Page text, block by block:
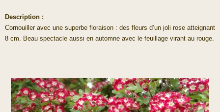
Description :
Cornouiller avec une superbe floraison : des fleurs d’un joli rose atteignant
8 cm. Beau spectacle aussi en automne avec le feuillage virant au rouge.